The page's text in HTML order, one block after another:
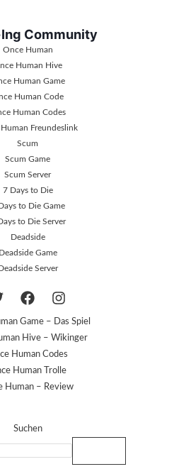
Community
Once Human
Human Hive
Human Game
Human Code
Human Codes
Freundeslink
Scum
Scum Game
Scum Server
7 Days to Die
to Die Game
to Die Server
Deadside
Deadside Game
Deadside Server
Game – Das Spiel
Hive – Wikinger
Human Codes
Human Trolle
Human – Review
Suchen